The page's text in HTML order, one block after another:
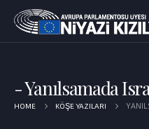
Yanılsamada
HOME KÖŞE YAZILARI